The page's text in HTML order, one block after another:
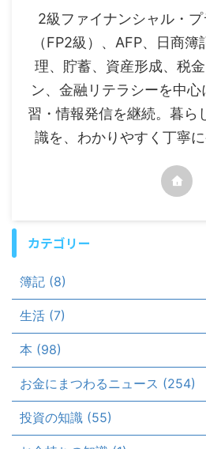
2級ファイナンシャル・
（FP2級）、AFP、日商
理、貯蓄、資産形成、税
ン、金融リテラシーを中
習・情報発信を継続。暮ら
識を、わかりやすく丁寧に
カテゴリー
簿記 (8)
生活 (7)
本 (98)
お金にまつわるニュース (254)
投資の知識 (55)